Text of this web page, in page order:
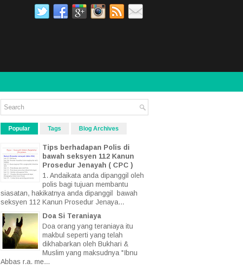
Popular Tags Blog Archives
Tips berhadapan Polis di
bawah seksyen 112 Kanun
Prosedur Jenayah ( CPC )
1. Andaikata anda dipanggil oleh
polis bagi tujuan membantu
siasatan, hakikatnya anda dipanggil bawah
seksyen 112 Kanun Prosedur Jenaya...
Doa Si Teraniaya
Doa orang yang teraniaya itu
makbul seperti yang telah
dikhabarkan oleh Bukhari &
Muslim yang maksudnya "Ibnu
Abbas r.a. me...